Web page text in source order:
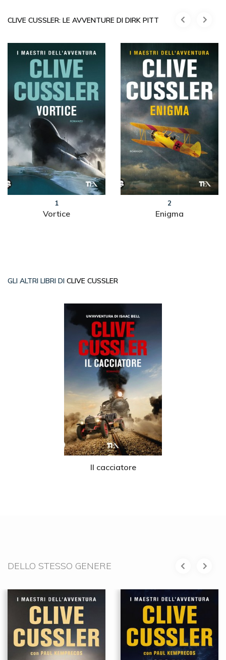
CLIVE CUSSLER: LE AVVENTURE DI DIRK PITT
1
Vortice
2
Enigma
GLI ALTRI LIBRI DI CLIVE CUSSLER
Il cacciatore
DELLO STESSO GENERE